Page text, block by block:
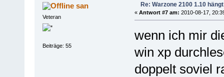
san
Veteran
Beiträge: 55
Re: Warzone 2100 1.10 hängt
« Antwort #7 am: 2010-08-17,
wenn ich mir
win xp
doppelt soviel